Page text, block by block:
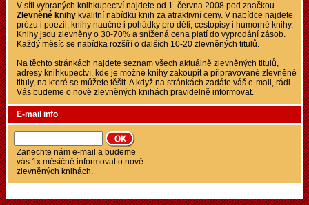
V síti vybraných knihkupectví najdete od 1. června 2008 pod značkou
Zlevněné knihy kvalitní nabídku knih za atraktivní ceny. V nabídce najdete
prózu i poezii, knihy naučné i pohádky pro děti, cestopisy i humorné knihy.
Knihy jsou zlevněny o 30-70% a snížená cena platí do vyprodání zásob.
Každý měsíc se nabídka rozšíří o dalších 10-20 zlevněných titulů.
Na těchto stránkách najdete seznam všech aktuálně zlevněných titulů,
adresy knihkupectví, kde je možné knihy zakoupit a připravované zlevněné
tituly, na které se můžete těšit. A když na stránkách zadáte váš e-mail, rádi
Vás budeme o nově zlevněných knihách pravidelně informovat.
E-mail info
Zanechte nám e-mail a budeme
vás 1x měsíčně informovat o nově
zlevněných knihách.